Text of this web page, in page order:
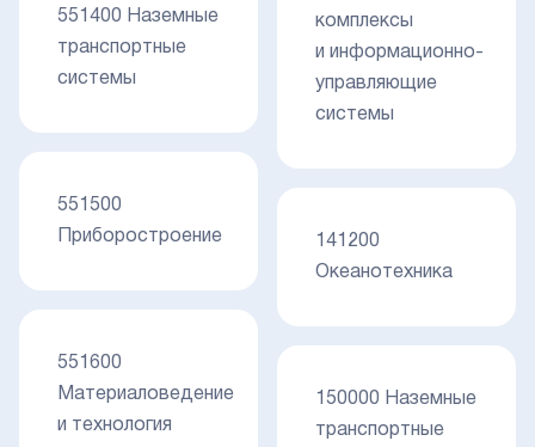
551400 Наземные
транспортные
системы
551500
Приборостроение
551600
Материаловедение
и технология
комплексы
и информационно-
управляющие
системы
141200
Океанотехника
150000 Наземные
транспортные